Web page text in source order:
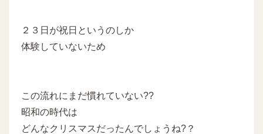
２３日が祝日というのしか
体験していないため
この流れにまだ慣れていない??
昭和の時代は
どんなクリスマスだったんでしょうね?？